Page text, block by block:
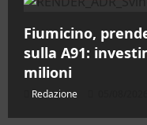
Fiumicino,
sulla A91:
milioni
Redazione